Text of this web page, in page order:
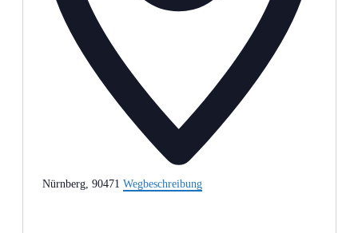
Nürnberg, 90471 Wegbeschreibung